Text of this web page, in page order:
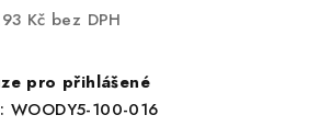
Kč bez DPH
pro přihlášené
WOODY5-100-016